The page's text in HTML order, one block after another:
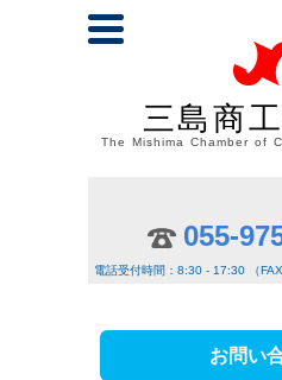
三島商
The Mishima Chamber of
055-
電話受付時間：8:30 - 17:30 （
お問い